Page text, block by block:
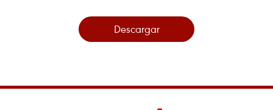
Descargar